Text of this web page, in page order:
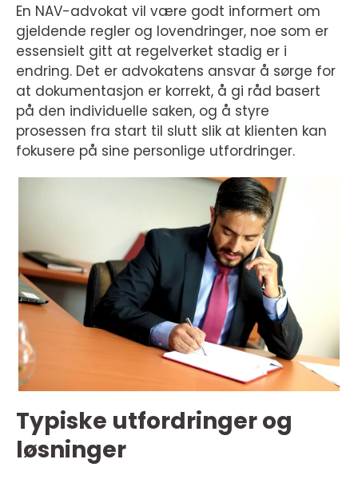
En NAV-advokat vil være godt informert om
gjeldende regler og lovendringer, noe som er
essensielt gitt at regelverket stadig er i
endring. Det er advokatens ansvar å sørge for
at dokumentasjon er korrekt, å gi råd basert
på den individuelle saken, og å styre
prosessen fra start til slutt slik at klienten kan
fokusere på sine personlige utfordringer.
Typiske utfordringer og
løsninger